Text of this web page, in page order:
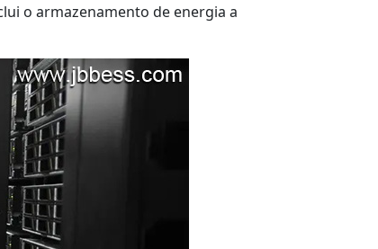
o armazenamento de energia a